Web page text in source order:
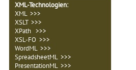
XML-Technologien:
XML >>>
XSLT >>>
XPath >>>
XSL-FO >>>
WordML >>>
SpreadsheetML >>>
PresentationML >>>